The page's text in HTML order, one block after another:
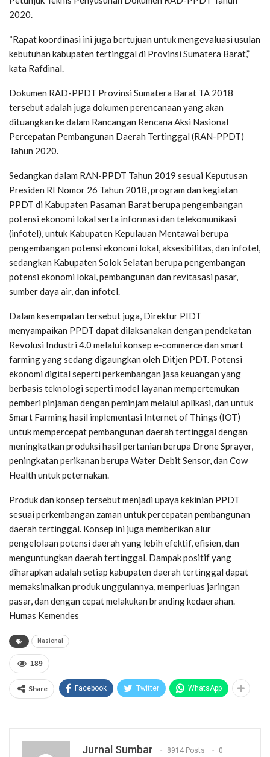
2020.
“Rapat koordinasi ini juga bertujuan untuk mengevaluasi usulan
kebutuhan kabupaten tertinggal di Provinsi Sumatera Barat,”
kata Rafdinal.
Dokumen RAD-PPDT Provinsi Sumatera Barat TA 2018
tersebut adalah juga dokumen perencanaan yang akan
dituangkan ke dalam Rancangan Rencana Aksi Nasional
Percepatan Pembangunan Daerah Tertinggal (RAN-PPDT)
Tahun 2020.
Sedangkan dalam RAN-PPDT Tahun 2019 sesuai Keputusan
Presiden RI Nomor 26 Tahun 2018, program dan kegiatan
PPDT di Kabupaten Pasaman Barat berupa pengembangan
potensi ekonomi lokal serta informasi dan telekomunikasi
(infotel), untuk Kabupaten Kepulauan Mentawai berupa
pengembangan potensi ekonomi lokal, aksesibilitas, dan infotel,
sedangkan Kabupaten Solok Selatan berupa pengembangan
potensi ekonomi lokal, pembangunan dan revitasasi pasar,
sumber daya air, dan infotel.
Dalam kesempatan tersebut juga, Direktur PIDT
menyampaikan PPDT dapat dilaksanakan dengan pendekatan
Revolusi Industri 4.0 melalui konsep e-commerce dan smart
farming yang sedang digaungkan oleh Ditjen PDT. Potensi
ekonomi digital seperti perkembangan jasa keuangan yang
berbasis teknologi seperti model layanan mempertemukan
pemberi pinjaman dengan peminjam melalui aplikasi, dan untuk
Smart Farming hasil implementasi Internet of Things (IOT)
untuk mempercepat pembangunan daerah tertinggal dengan
meningkatkan produksi hasil pertanian berupa Drone Sprayer,
peningkatan perikanan berupa Water Debit Sensor, dan Cow
Health untuk peternakan.
Produk dan konsep tersebut menjadi upaya kekinian PPDT
sesuai perkembangan zaman untuk percepatan pembangunan
daerah tertinggal. Konsep ini juga memberikan alur
pengelolaan potensi daerah yang lebih efektif, efisien, dan
menguntungkan daerah tertinggal. Dampak positif yang
diharapkan adalah setiap kabupaten daerah tertinggal dapat
memaksimalkan produk unggulannya, memperluas jaringan
pasar, dan dengan cepat melakukan branding kedaerahan.
Humas Kemendes
Nasional
189
Share Facebook Twitter WhatsApp
Jurnal Sumbar 8914 Posts 0